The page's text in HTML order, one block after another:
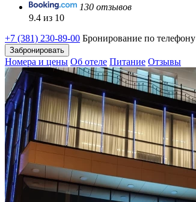
130 отзывов
9.4 из 10
+7 (381) 230-89-00 Бронирование по телефону
Забронировать
Номера и цены Об отеле Питание Отзывы